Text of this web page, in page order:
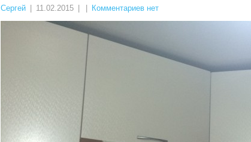
Сергей 11.02.2015 Комментариев нет